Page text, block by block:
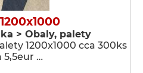
> Obaly, palety
1200x1000 cca 300ks
5,5eur …